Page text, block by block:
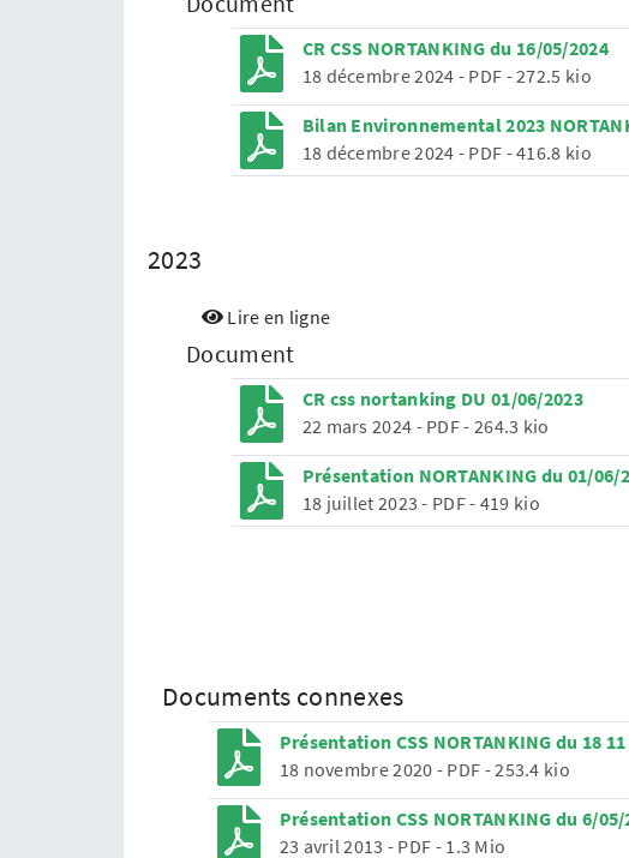
CR CSS NORTANKING du 16/05/2024
18 décembre 2024 - PDF -272.5 kio
Bilan Environnemental 2023
18 décembre 2024 - PDF -416.8 kio
2023
Lire en ligne
Document
CR css nortanking DU 01/06/2023
22 mars 2024 - PDF- 264.3 kio
Présentation NORTANKING du 01/06/
18 juillet 2023 - PDF- 419 kio
Documents connexes
Présentation CSS NORTANKING du 18
18 novembre 2020 - PDF -253.4 kio
Présentation CSS NORTANKING du 6/05/
23 avril 2013 - PDF - 1.3 Mio